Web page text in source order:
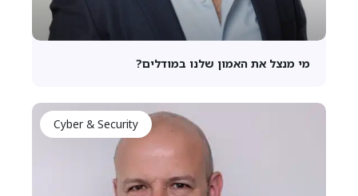
מי מנצל את האמון שלנו במודלים?
Cyber & Security